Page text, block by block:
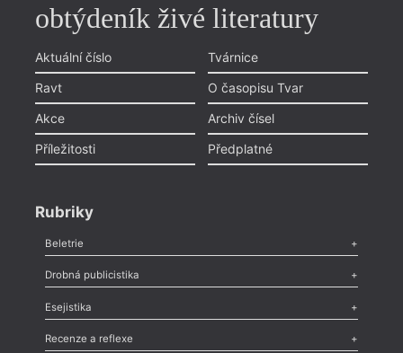
obtýdeník živé literatury
Aktuální číslo
Ravt
Akce
Příležitosti
Tvárnice
O časopisu Tvar
Archiv čísel
Předplatné
Rubriky
Beletrie
Poezie,Próza,Dokumenty
Drobná publicistika
Odlesk
Nekrolog,Glosa,Sloupek,Pozvánka,Literární soutěž,
Esejistika
Esej ,Pádlo,Úvaha
Recenze a reflexe